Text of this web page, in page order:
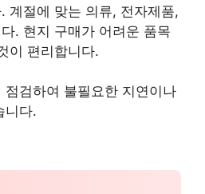
계절에 맞는 의류, 전자제품,
. 현지 구매가 어려운 품목
이 편리합니다.
점검하여 불필요한 지연이나
니다.